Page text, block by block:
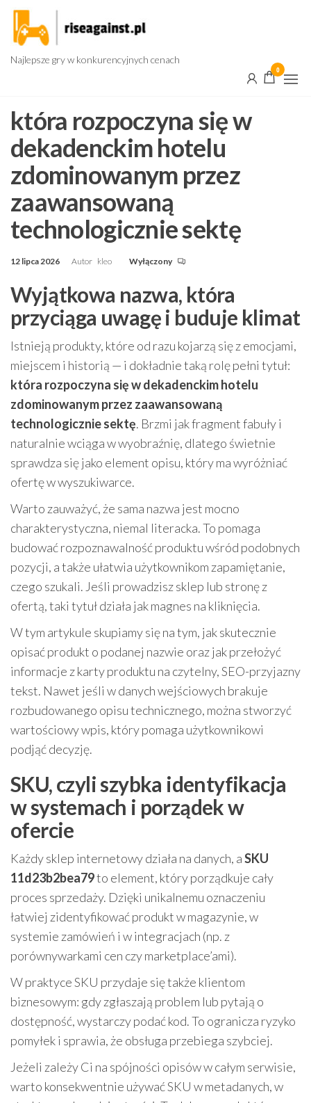
Przejdź
treści
Najlepsze gry w konkurencyjnych cenach
0
która rozpoczyna się w
dekadenckim hotelu
zdominowanym przez
zaawansowaną
technologicznie sektę
12 lipca 2026 Autor kleo Wyłączony
Wyjątkowa nazwa, która
przyciąga uwagę i buduje klimat
Istnieją produkty, które od razu kojarzą się z emocjami,
miejscem i historią — i dokładnie taką rolę pełni tytuł:
która rozpoczyna się w dekadenckim hotelu
zdominowanym przez zaawansowaną
technologicznie sektę. Brzmi jak fragment fabuły i
naturalnie wciąga w wyobraźnię, dlatego świetnie
sprawdza się jako element opisu, który ma wyróżniać
ofertę w wyszukiwarce.
Warto zauważyć, że sama nazwa jest mocno
charakterystyczna, niemal literacka. To pomaga
budować rozpoznawalność produktu wśród podobnych
pozycji, a także ułatwia użytkownikom zapamiętanie,
czego szukali. Jeśli prowadzisz sklep lub stronę z
ofertą, taki tytuł działa jak magnes na kliknięcia.
W tym artykule skupiamy się na tym, jak skutecznie
opisać produkt o podanej nazwie oraz jak przełożyć
informacje z karty produktu na czytelny, SEO-przyjazny
tekst. Nawet jeśli w danych wejściowych brakuje
rozbudowanego opisu technicznego, można stworzyć
wartościowy wpis, który pomaga użytkownikowi
podjąć decyzję.
SKU, czyli szybka identyfikacja
w systemach i porządek w
ofercie
Każdy sklep internetowy działa na danych, aSKU
11d23b2bea79to element, który porządkuje cały
proces sprzedaży. Dzięki unikalnemu oznaczeniu
łatwiej zidentyfikować produkt w magazynie, w
systemie zamówień i w integracjach (np. z
porównywarkami cen czy marketplace’ami).
W praktyce SKU przydaje się także klientom
biznesowym: gdy zgłaszają problem lub pytają o
dostępność, wystarczy podać kod. To ogranicza ryzyko
pomyłek i sprawia, że obsługa przebiega szybciej.
Jeżeli zależy Ci na spójności opisów w całym serwisie,
warto konsekwentnie używać SKU w metadanych, w